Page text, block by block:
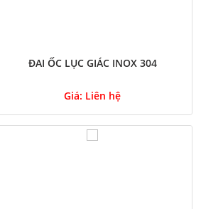
ĐAI ỐC LỤC GIÁC INOX 304
Giá: Liên hệ